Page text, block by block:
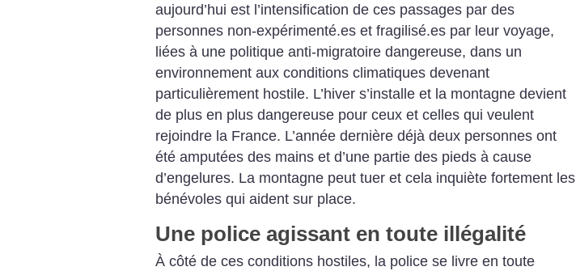
aujourd’hui est l’intensification de ces passages par des
personnes non-expérimenté.es et fragilisé.es par leur voyage,
liées à une politique anti-migratoire dangereuse, dans un
environnement aux conditions climatiques devenant
particulièrement hostile. L’hiver s’installe et la montagne devient
de plus en plus dangereuse pour ceux et celles qui veulent
rejoindre la France. L’année dernière déjà deux personnes ont
été amputées des mains et d’une partie des pieds à cause
d’engelures. La montagne peut tuer et cela inquiète fortement les
bénévoles qui aident sur place.
Une police agissant en toute illégalité
À côté de ces conditions hostiles, la police se livre en toute